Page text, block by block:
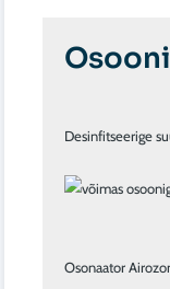
Desinfitseerige
Osonaator